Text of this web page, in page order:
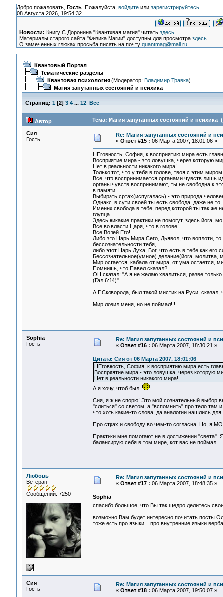
Добро пожаловать, Гость. Пожалуйста, войдитеили зарегистрируйтесь.
08 Августа 2026, 19:54:32
Новости: Книгу С.Доронина "Квантовая магия" читатьздесь
Материалы старого сайта "Физика Магии" доступны для просмотраздесь
О замеченных глюках просьба писать на почтуquantmag@mail.ru
Квантовый Портал
Тематические разделы
Квантовая психология(Модератор: Владимир Травка)
Магия запутанных состояний и психика
Страниц: 1 [2] 3 4 ... 12 Все
Автор Тема: Магия запутанных состояний и психика
Сия
Гость
Re: Магия запутанных состояний и
« Ответ #15 : 06 Марта 2007, 18:01:06 »
НЕговность, София, к восприятию мира есть
Восприятие мира - это ловушка, через которую
Нет в реальности никакого мира!
Только тот, что у тебя в голове, твоя с этим
Все, что воспринимается органами чувств лишь
органы чувств воспринимают, ты не свободна к
в памяти.
Выбирать сртах(испугалась) - это природа
Однако, в сути своей ты есть свобода, даже не
Именно свобода в тебе, перед которой ты так
глупца.
Здесь никакие практики не помогут, здесь йога,
Все во власти Царя, что в голове!
Все Волей Его!
Либо это Царь Мира Сего, Дьявол, что воплоти,
бессознательности тебя,
либо этот Царь Духа, Бог, что есть в тебе как
Бессознательное(умное) делание(йога, молитва,
Мир остается, кабала от мира, от ума остается,
Помнишь, что Павел сказал?
ОН сказал: "А я не желаю хвалиться, разве
(Гал.6:14)"
А Г.Сковорода, был такой мистик на Руси,
Мир ловил меня, но не поймал!!!
Sophia
Гость
Re: Магия запутанных состояний и
« Ответ #16 : 06 Марта 2007, 18:30:21 »
Цитата: Сия от 06 Марта 2007, 18:01:06
НЕговность, София, к восприятию мира есть
Восприятие мира - это ловушка, через которую
Нет в реальности никакого мира!
А я хочу, чтоб был
Сия, я ж не спорю! Это мой сознательный выбор
"слиться" со светом, а "вспомнить" про тело там
что хоть какие-то слова, да аналогии нашлись для
Про страх и свободу во чем-то согласна. Но, я
Практики мне помогают не в достижении "света".
балансирую себя в том мире, кот вас не поймал.
Любовь
Ветеран
Сообщений: 7250
Re: Магия запутанных состояний и
« Ответ #17 : 06 Марта 2007, 18:48:35 »
Sophia
спасибо большое, что Вы так щедро делитесь
возможно Вам будет интересно почитать посты
тоже есть про языки... про внутренние языки
Сия
Гость
Re: Магия запутанных состояний и
« Ответ #18 : 06 Марта 2007, 19:50:07 »